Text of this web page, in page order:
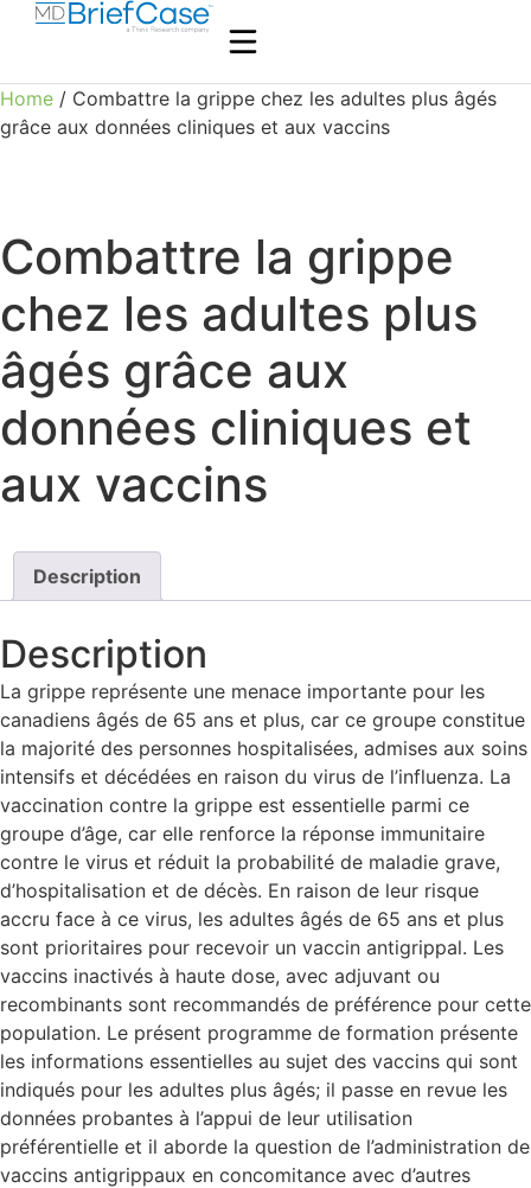
Home / Combattre la grippe chez les adultes plus âgés
grâce aux données cliniques et aux vaccins
Combattre la grippe
chez les adultes plus
âgés grâce aux
données cliniques et
aux vaccins
Description
Description
La grippe représente une menace importante pour les
canadiens âgés de 65 ans et plus, car ce groupe constitue
la majorité des personnes hospitalisées, admises aux soins
intensifs et décédées en raison du virus de l’influenza. La
vaccination contre la grippe est essentielle parmi ce
groupe d’âge, car elle renforce la réponse immunitaire
contre le virus et réduit la probabilité de maladie grave,
d’hospitalisation et de décès. En raison de leur risque
accru face à ce virus, les adultes âgés de 65 ans et plus
sont prioritaires pour recevoir un vaccin antigrippal. Les
vaccins inactivés à haute dose, avec adjuvant ou
recombinants sont recommandés de préférence pour cette
population. Le présent programme de formation présente
les informations essentielles au sujet des vaccins qui sont
indiqués pour les adultes plus âgés; il passe en revue les
données probantes à l’appui de leur utilisation
préférentielle et il aborde la question de l’administration de
vaccins antigrippaux en concomitance avec d’autres